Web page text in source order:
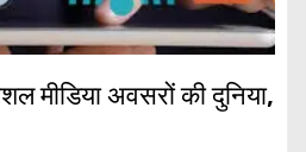
मीडिया अवसरों की दुनिया,